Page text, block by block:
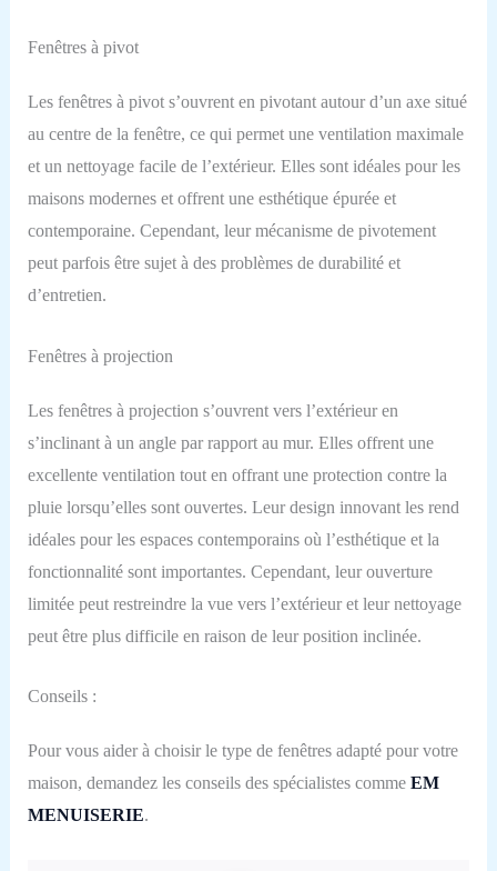
Fenêtres à pivot
Les fenêtres à pivot s’ouvrent en pivotant autour d’un axe situé
au centre de la fenêtre, ce qui permet une ventilation maximale
et un nettoyage facile de l’extérieur. Elles sont idéales pour les
maisons modernes et offrent une esthétique épurée et
contemporaine. Cependant, leur mécanisme de pivotement
peut parfois être sujet à des problèmes de durabilité et
d’entretien.
Fenêtres à projection
Les fenêtres à projection s’ouvrent vers l’extérieur en
s’inclinant à un angle par rapport au mur. Elles offrent une
excellente ventilation tout en offrant une protection contre la
pluie lorsqu’elles sont ouvertes. Leur design innovant les rend
idéales pour les espaces contemporains où l’esthétique et la
fonctionnalité sont importantes. Cependant, leur ouverture
limitée peut restreindre la vue vers l’extérieur et leur nettoyage
peut être plus difficile en raison de leur position inclinée.
Conseils :
Pour vous aider à choisir le type de fenêtres adapté pour votre
maison, demandez les conseils des spécialistes comme EM
MENUISERIE.